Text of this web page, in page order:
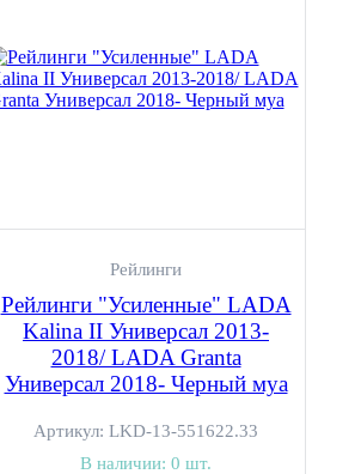
Рейлинги
Рейлинги "Усиленные" LADA
Kalina II Универсал 2013-
2018/ LADA Granta
Универсал 2018- Черный муа
Артикул: LKD-13-551622.33
В наличии: 0 шт.